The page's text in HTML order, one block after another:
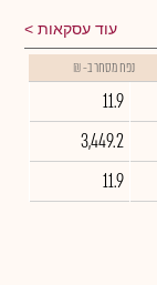
עוד עסקאות
נפח מסחר ב- ₪
11.9
3,449.2
11.9